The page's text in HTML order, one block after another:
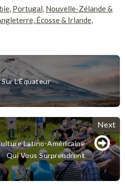
Portugal Nouvelle-Zélande &
Écosse & Irlande
L’Équateur
Latino-Américaine
Qui Vous Surprendront